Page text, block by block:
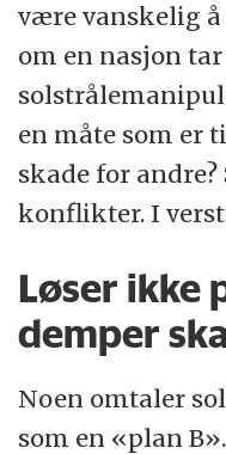
være vanskelig å
om en nasjon
en måte som er
skade for
konflikter. I
Løser ikke
demper
Noen omtaler
som en «plan